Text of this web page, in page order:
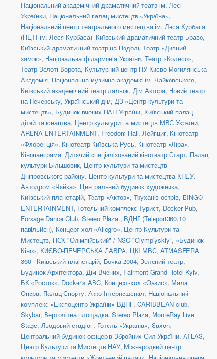
Національний академічний драматичний театр ім. Лесі
Українки, Національний палац мистецтв «Україна»,
Національний центр театрального мистецтва ім. Леся Курбаса
(НЦТІ ім. Леся Курбаса), Київський драматичний театр Браво,
Київський драматичний театр на Подолі, Театр «Дивний
замок», Національна філармонія України, Театр «Колесо»,
Театр Золоті Ворота, Культурний центр НУ Києво-Могилянська
Академія, Національна музична академія ім. Чайковського,
Київський академічний театр ляльок, Дім Актора, Новий театр
на Печерську, Український дім, ДЗ «Центр культури та
мистецтв», Будинок вчених НАН України, Київський палац
дітей та юнацтва, Центр культури та мистецтв МВС України,
ARENA ENTERTAINMENT, Freedom Hall, Лейпциг, Кінотеатр
«Флоренція», Кінотеатр Київська Русь, Кінотеатр «Ліра»,
Кінопанорама, Дитячий спеціалізований кінотеатр Старт, Палац
культури Більшовик, Центр культури та мистецтв
Дніпровського району, Центр культури та мистецтва КНЕУ,
Автодром «Чайка», Центральний будинок художника,
Київський планетарій, Театр «Актор», Труханів острів, BINGO
ENTERTAINMENT, Готельний комплекс Турист, Docker Pub,
Forsage Dance Club, Stereo Plaza., ВДНГ (Teleport360,10
павільйон), Концерт-хол «Allegro», Центр Культури та
Мистецтв, НСК "Олімпійський" / NSC "Olympiyskiy", «Будинок
Кіно», КИЄВО-ПЕЧЕРСЬКА ЛАВРА, ЦКІ МВС, ATMASFERA
360 - Київський планетарій, Бочка 2004, Зелений театр,
Будинок Архітектора, Дім Вчених, Fairmont Grand Hotel Kyiv,
БК «Росток», Docker's ABC, Концерт-хол «Оазис», Мала
Опера, Палац Спорту, Акко Інтернешенал, Національний
комплекс «Експоцентр України» ВДНГ, CARIBBEAN club,
Skybar, Вертолітна площадка, Stereo Plaza, MonteRay Live
Stage, Льодовий стадіон, Готель «Україна», Saxon,
Центральний будинок офіцерів Збройних Сил України, ATLAS,
Центр Культури та Мистецтв НАУ, Міжнародний центр